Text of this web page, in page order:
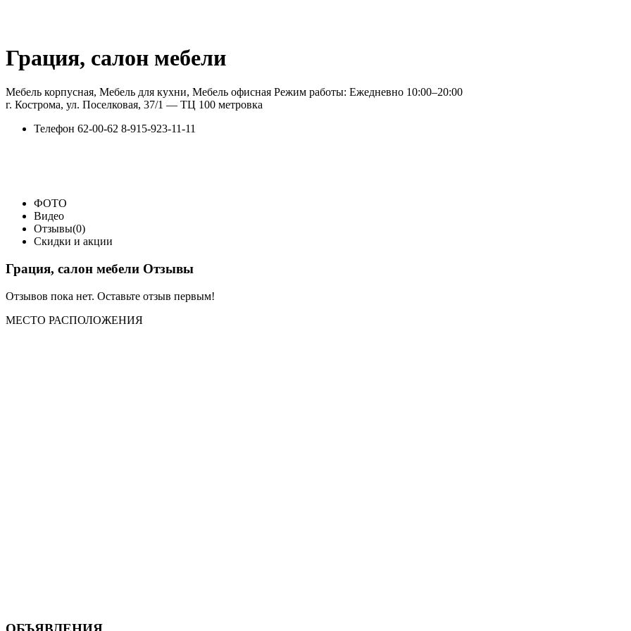
Грация, салон мебели
Мебель корпусная, Мебель для кухни, Мебель офисная Режим работы: Ежедневно 10:00–20:00
г. Кострома, ул. Поселковая, 37/1 — ТЦ 100 метровка
Телефон 62-00-62 8-915-923-11-11
ФОТО
Видео
Отзывы(0)
Скидки и акции
Грация, салон мебели Отзывы
Отзывов пока нет. Оставьте отзыв первым!
МЕСТО РАСПОЛОЖЕНИЯ